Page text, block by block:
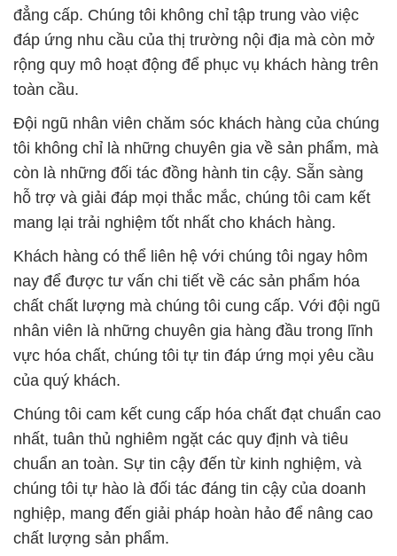
đẳng cấp. Chúng tôi không chỉ tập trung vào việc
đáp ứng nhu cầu của thị trường nội địa mà còn mở
rộng quy mô hoạt động để phục vụ khách hàng trên
toàn cầu.
Đội ngũ nhân viên chăm sóc khách hàng của chúng
tôi không chỉ là những chuyên gia về sản phẩm, mà
còn là những đối tác đồng hành tin cậy. Sẵn sàng
hỗ trợ và giải đáp mọi thắc mắc, chúng tôi cam kết
mang lại trải nghiệm tốt nhất cho khách hàng.
Khách hàng có thể liên hệ với chúng tôi ngay hôm
nay để được tư vấn chi tiết về các sản phẩm hóa
chất chất lượng mà chúng tôi cung cấp. Với đội ngũ
nhân viên là những chuyên gia hàng đầu trong lĩnh
vực hóa chất, chúng tôi tự tin đáp ứng mọi yêu cầu
của quý khách.
Chúng tôi cam kết cung cấp hóa chất đạt chuẩn cao
nhất, tuân thủ nghiêm ngặt các quy định và tiêu
chuẩn an toàn. Sự tin cậy đến từ kinh nghiệm, và
chúng tôi tự hào là đối tác đáng tin cậy của doanh
nghiệp, mang đến giải pháp hoàn hảo để nâng cao
chất lượng sản phẩm.